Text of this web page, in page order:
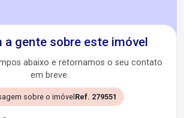
a gente sobre este imóvel
abaixo e retornamos o seu contato
em breve.
sobre o imóvelRef. 279551